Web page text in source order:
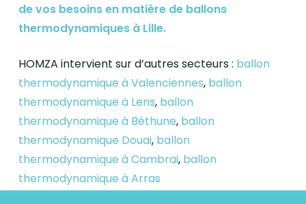
de vos besoins en matière de ballons
thermodynamiques à Lille.
HOMZA intervient sur d’autres secteurs : ballon
thermodynamique à Valenciennes, ballon
thermodynamique à Lens, ballon
thermodynamique à Béthune, ballon
thermodynamique Douai, ballon
thermodynamique à Cambrai, ballon
thermodynamique à Arras